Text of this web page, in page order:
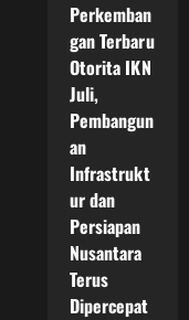
Perkemban
gan Terbaru
Otorita IKN
Juli,
Pembangun
an
Infrastrukt
ur dan
Persiapan
Nusantara
Terus
Dipercepat